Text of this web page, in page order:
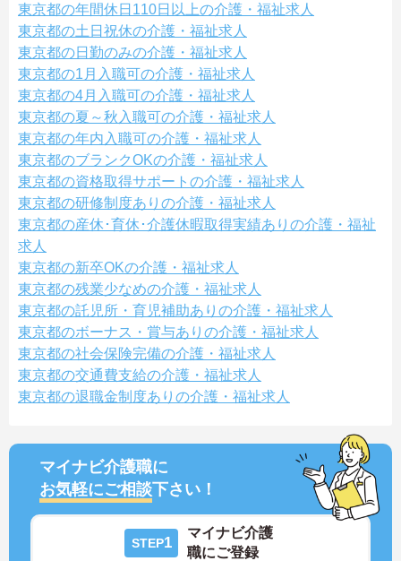
東京都の年間休日110日以上の介護・福祉求人
東京都の土日祝休の介護・福祉求人
東京都の日勤のみの介護・福祉求人
東京都の1月入職可の介護・福祉求人
東京都の4月入職可の介護・福祉求人
東京都の夏～秋入職可の介護・福祉求人
東京都の年内入職可の介護・福祉求人
東京都のブランクOKの介護・福祉求人
東京都の資格取得サポートの介護・福祉求人
東京都の研修制度ありの介護・福祉求人
東京都の産休･育休･介護休暇取得実績ありの介護・福祉
求人
東京都の新卒OKの介護・福祉求人
東京都の残業少なめの介護・福祉求人
東京都の託児所・育児補助ありの介護・福祉求人
東京都のボーナス・賞与ありの介護・福祉求人
東京都の社会保険完備の介護・福祉求人
東京都の交通費支給の介護・福祉求人
東京都の退職金制度ありの介護・福祉求人
マイナビ介護職に
お気軽にご相談下さい！
STEP1
マイナビ介護
職にご登録